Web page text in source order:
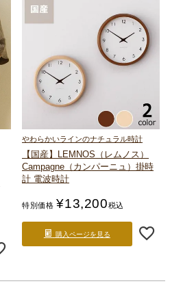
やわらかいラインのナチュラル時計
【国産】LEMNOS（レムノス）
Campagne（カンパーニュ） 掛時
計 電波時計
特別価格 ¥13,200税込
購入ページを見る